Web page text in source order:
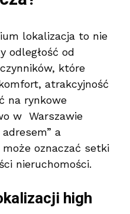
lokalizacja to nie
odległość od
które
atrakcyjność
na rynkowe
w Warszawie
a
może oznaczać setki
nieruchomości.
high